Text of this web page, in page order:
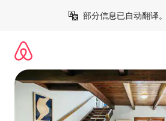
部分信息已自动翻译。